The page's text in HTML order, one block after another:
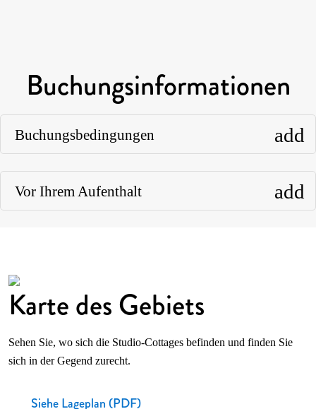
Buchungsinformationen
Buchungsbedingungen add
Vor Ihrem Aufenthalt add
Karte des Gebiets
Sehen Sie, wo sich die Studio-Cottages befinden und finden Sie
sich in der Gegend zurecht.
Siehe Lageplan (PDF)